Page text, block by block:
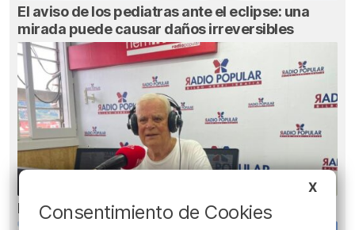
El aviso de los pediatras ante el eclipse: una
mirada puede causar daños irreversibles
El bilbaíno que opta a un récord Guinness
X
Consentimiento de Cookies